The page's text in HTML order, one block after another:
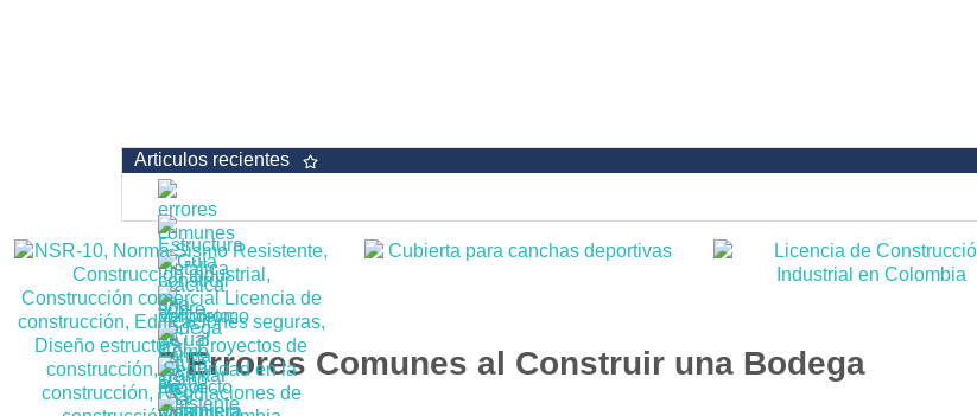
Articulos recientes
7 Errores Comunes al Construir una Bodega